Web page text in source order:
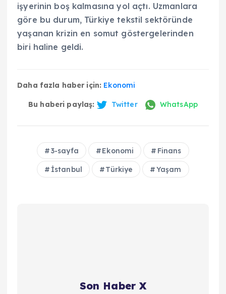
işyerinin boş kalmasına yol açtı. Uzmanlara
göre bu durum, Türkiye tekstil sektöründe
yaşanan krizin en somut göstergelerinden
biri haline geldi.
Daha fazla haber için: Ekonomi
Bu haberi paylaş: Twitter WhatsApp
3-sayfa Ekonomi Finans
İstanbul Türkiye Yaşam
Son Haber X